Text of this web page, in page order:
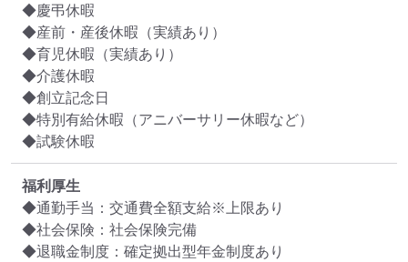
◆慶弔休暇
◆産前・産後休暇（実績あり）
◆育児休暇（実績あり）
◆介護休暇
◆創立記念日
◆特別有給休暇（アニバーサリー休暇など）
◆試験休暇
福利厚生
◆通勤手当：交通費全額支給※上限あり
◆社会保険：社会保険完備
◆退職金制度：確定拠出型年金制度あり